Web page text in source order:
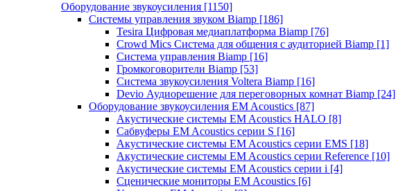
Оборудование звукоусиления [1150]
Системы управления звуком Biamp [186]
Tesira Цифровая медиаплатформа Biamp [76]
Crowd Mics Система для общения с аудиторией Biamp [1]
Система управления Biamp [16]
Громкоговорители Biamp [53]
Система звукоусиления Voltera Biamp [16]
Devio Аудиорешение для переговорных комнат Biamp [24]
Оборудование звукоусиления EM Acoustics [87]
Акустические системы EM Acoustics HALO [8]
Сабвуферы EM Acoustics серии S [16]
Акустические системы EM Acoustics серии EMS [18]
Акустические системы EM Acoustics серии Reference [10]
Акустические системы EM Acoustics серии i [4]
Сценические мониторы EM Acoustics [6]